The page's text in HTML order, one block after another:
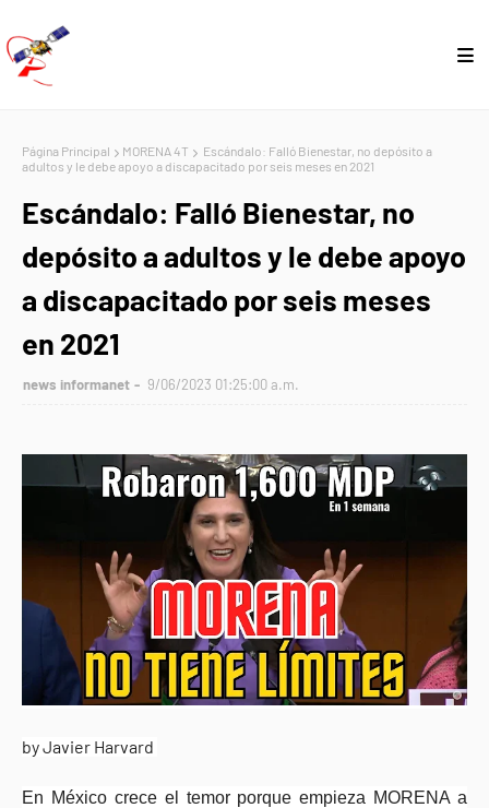
Página Principal MORENA 4T
Escándalo: Falló Bienestar, no depósito a
adultos y le debe apoyo a discapacitado por seis meses en 2021
Escándalo: Falló Bienestar, no
depósito a adultos y le debe apoyo
a discapacitado por seis meses
en 2021
news informanet 9/06/2023 01:25:00 a.m.
by Javier Harvard
En México crece el temor porque empieza MORENA a